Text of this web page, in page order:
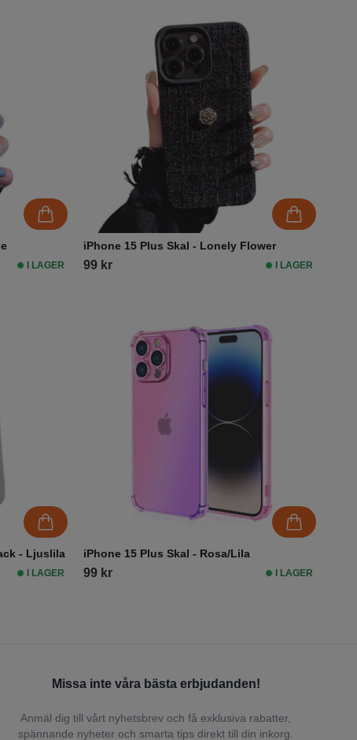
I LAGER
iPhone 15 Plus Skal - Lonely Flower
99 kr I LAGER
- Ljuslila
I LAGER
iPhone 15 Plus Skal - Rosa/Lila
99 kr I LAGER
Missa inte våra bästa erbjudanden!
Anmäl dig till vårt nyhetsbrev och få exklusiva rabatter,
spännande nyheter och smarta tips direkt till din inkorg.